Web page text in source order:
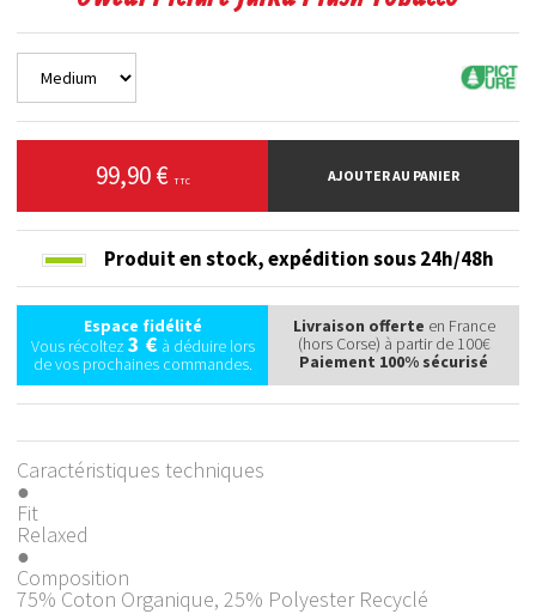
99,90 € TTC AJOUTER AU PANIER
Produit en stock,expédition sous 24h/48h
Espace fidélité
Vous récoltez 3 €à déduire lors
de vos prochaines commandes.
Livraison offerte en France
(hors Corse) à partir de 100€
Paiement 100% sécurisé
Caractéristiques techniques
●
Fit
Relaxed
●
Composition
75% Coton Organique, 25% Polyester Recyclé